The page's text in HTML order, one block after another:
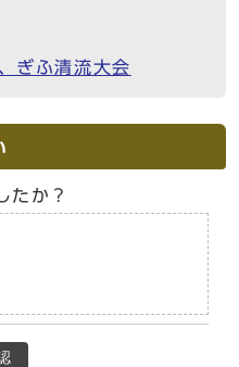
ぎふ清流大会
たか？